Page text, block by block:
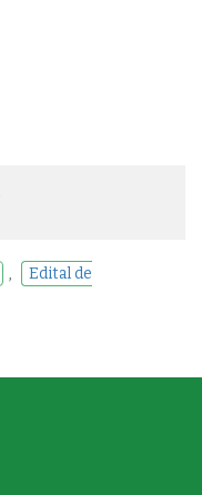
,
Edital de